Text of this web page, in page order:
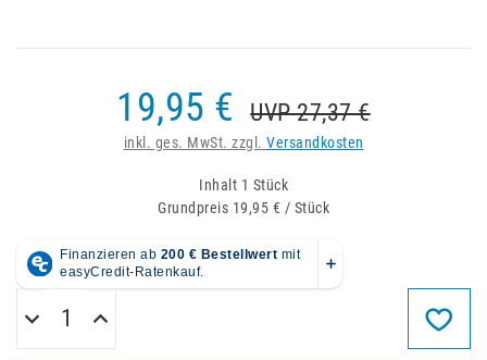
19,95 € UVP 27,37 €
inkl. ges. MwSt. zzgl. Versandkosten
Inhalt 1 Stück
Grundpreis 19,95 € / Stück